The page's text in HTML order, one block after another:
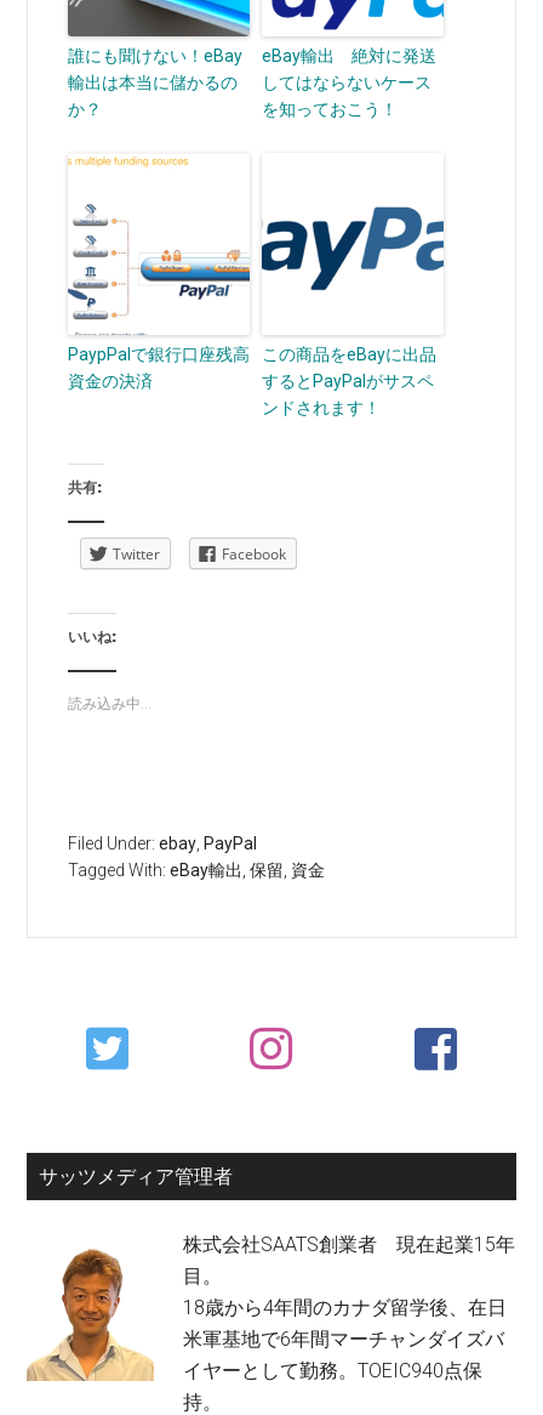
誰にも聞けない！eBay
輸出は本当に儲かるの
か？
eBay輸出 絶対に発送
してはならないケース
を知っておこう！
PaypPalで銀行口座残高
資金の決済
この商品をeBayに出品
するとPayPalがサスペ
ンドされます！
共有:
Twitter Facebook
いいね:
読み込み中...
Filed Under:ebay PayPal
Tagged With:eBay輸出 ,保留 資金
Primary
Sidebar
サッツメディア管理者
株式会社SAATS創業者 現在起業15年
目。
18歳から4年間のカナダ留学後、在日
米軍基地で6年間マーチャンダイズバ
イヤーとして勤務。TOEIC940点保
持。